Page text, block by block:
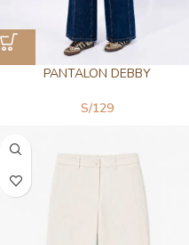
PANTALON DEBBY
S/129